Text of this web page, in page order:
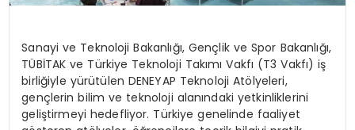
Sanayi ve Teknoloji Bakanlığı, Gençlik ve Spor Bakanlığı,
TÜBİTAK ve Türkiye Teknoloji Takımı Vakfı (T3 Vakfı) iş
birliğiyle yürütülen DENEYAP Teknoloji Atölyeleri,
gençlerin bilim ve teknoloji alanındaki yetkinliklerini
geliştirmeyi hedefliyor. Türkiye genelinde faaliyet